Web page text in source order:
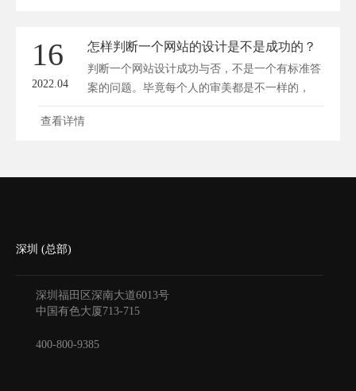
16
2022.04
怎样判断一个网站的设计是不是成功的？
判断一个网站设计成功与否，不是一个有标准答
案的问题。毕竟每个人的审美都是不一样的，
有...
查看详情
深圳 (总部)
深圳福田区深南大道6013号
中国有色大厦713-715
400-800-9385